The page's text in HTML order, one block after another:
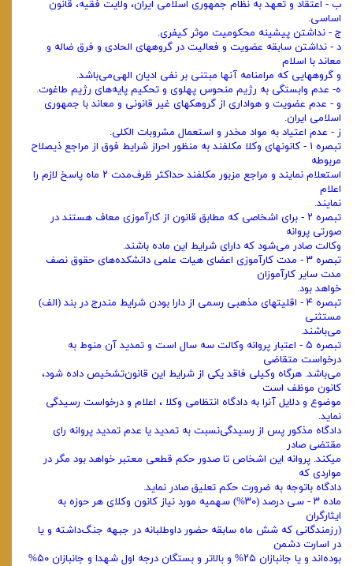
ب - اعتقاد و تعهد به نظام جمهوری اسلامی ایران، ولایت فقیه، قانون
اساسی.
ج - نداشتن پیشینه محکومیت موثر کیفری.
‌د - نداشتن سابقه عضویت و فعالیت در گروههای الحادی و فرق ضاله و
معاند با اسلام
و گروههایی که مرامنامه آنها مبتنی بر نفی ادیان الهی‌می‌باشد.
ه- عدم وابستگی به رژیم منحوس پهلوی و تحکیم پایه‌های رژیم طاغوت.
‌و - عدم عضویت و هواداری از گروهکهای غیر قانونی و معاند با جمهوری
اسلامی ایران.
‌ز - عدم اعتیاد به مواد مخدر و استعمال مشروبات الکلی.
‌تبصره ۱ - کانونهای وکلا مکلفند به منظور احراز شرایط فوق از مراجع ذیصلاح
مربوطه
استعلام نمایند و مراجع مزبور مکلفند حداکثر ظرف‌مدت ۲ ماه پاسخ لازم را
اعلام
نمایند.
‌تبصره ۲ - برای اشخاصی که مطابق قانون از کارآموزی معاف هستند در
صورتی پروانه
وکالت صادر می‌شود که دارای شرایط این ماده باشند.
‌تبصره ۳ - مدت کارآموزی اعضای هیات علمی دانشکده‌های حقوق نصف
مدت سایر کارآموزان
خواهد بود.
‌تبصره ۴ - اقلیتهای مذهبی رسمی از دارا بودن شرایط مندرج در بند (‌الف)
مستثنی
می‌باشند.
‌تبصره ۵ - اعتبار پروانه وکالت سه سال است و تمدید آن منوط به
درخواست متقاضی
می‌باشد. هرگاه وکیلی فاقد یکی از شرایط این قانون‌تشخیص داده شود،
کانون موظف است
موضوع و دلایل آنرا به دادگاه انتظامی وکلا ، اعلام و درخواست رسیدگی
نماید.
دادگاه مذکور پس از رسیدگی‌نسبت به تمدید یا عدم تمدید پروانه رای
مقتضی صادر
میکند. پروانه این اشخاص تا صدور حکم قطعی معتبر خواهد بود مگر در
مواردی که
دادگاه با‌توجه به ضرورت حکم تعلیق صادر نماید.
‌ماده ۳ - سی درصد (۳۰%) سهمیه مورد نیاز کانون وکلای هر حوزه به
ایثارگران
(‌رزمندگانی که شش ماه سابقه حضور داوطلبانه در جبهه جنگ‌داشته و یا
در اسارت دشمن
بوده‌اند و یا جانبازان ۲۵% و بالاتر و بستگان درجه اول شهدا و جانبازان ۵۰%